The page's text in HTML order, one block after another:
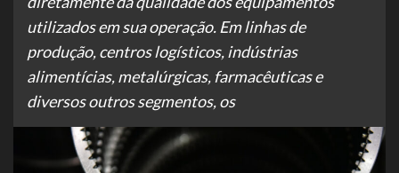
utilizados em sua operação. Em linhas de
produção, centros logísticos, indústrias
alimentícias, metalúrgicas, farmacêuticas e
diversos outros segmentos, os